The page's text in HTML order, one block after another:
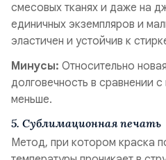
смесовых тканях и даже на
единичных экземпляров и
эластичен и устойчив к
Минусы: Относительно
долговечность в сравнении
меньше.
5. Сублимационная печать
Метод, при котором краска